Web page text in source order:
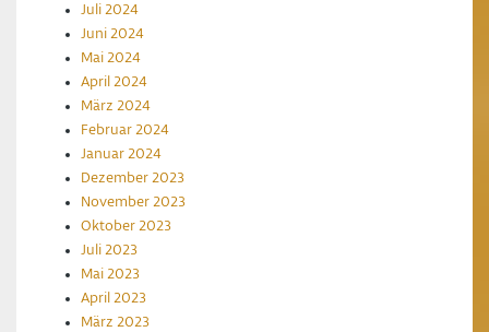
Juli 2024
Juni 2024
Mai 2024
April 2024
März 2024
Februar 2024
Januar 2024
Dezember 2023
November 2023
Oktober 2023
Juli 2023
Mai 2023
April 2023
März 2023